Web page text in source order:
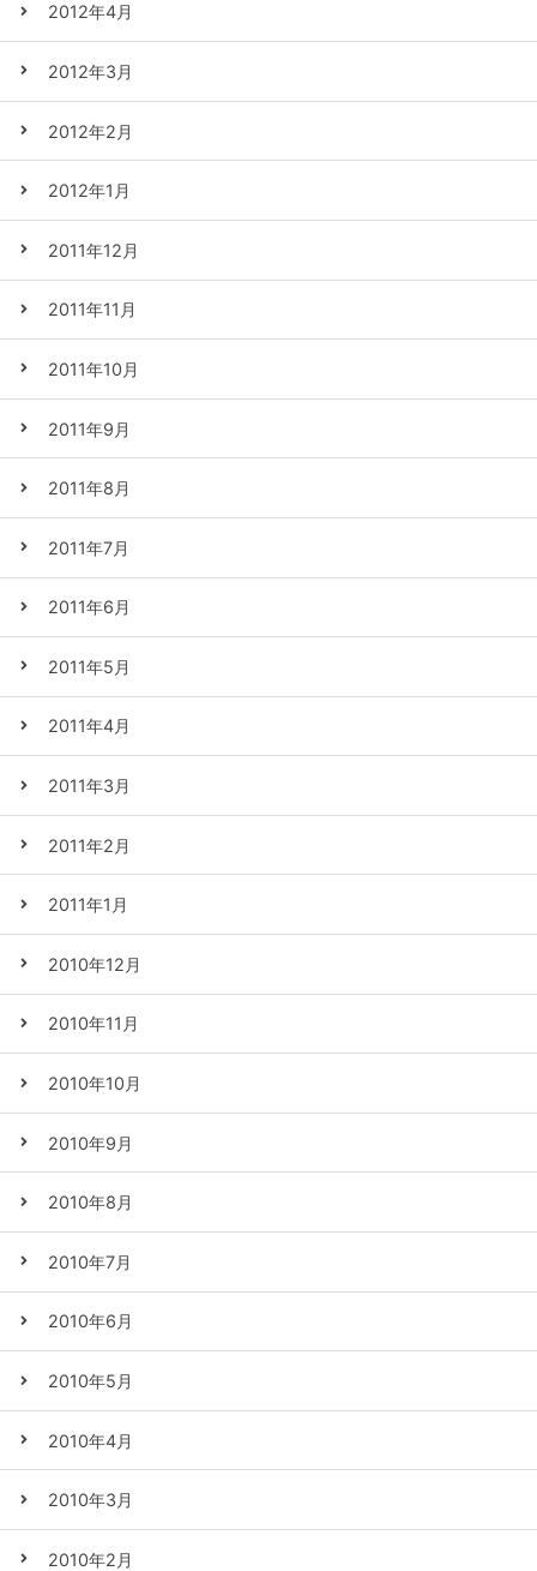
2012年4月
2012年3月
2012年2月
2012年1月
2011年12月
2011年11月
2011年10月
2011年9月
2011年8月
2011年7月
2011年6月
2011年5月
2011年4月
2011年3月
2011年2月
2011年1月
2010年12月
2010年11月
2010年10月
2010年9月
2010年8月
2010年7月
2010年6月
2010年5月
2010年4月
2010年3月
2010年2月